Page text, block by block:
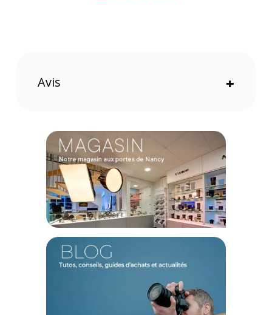
contrôle de la zone du cou pour l’élimination des
masquent, les lectures HSL, le support PSB, et des mises à
jour Live for Studio.
Cette version ajoute des profils d’objectif fabricant Canon
pour tous les appareils EOS avec monture RF, un tethering
Fujifilm amélioré avec l’outil Focus Cursor en vue réelle, le
contrôle de la mise au point de l’appareil photo, des réglages
de mode de conduite pour les modèles compatibles, et
respecte désormais les réglages de recadrage intégrés à
l’appareil pour plus de modèles.
Nous avons également ajouté la prise en charge du
jour zéro pour le FUJIFILM X-T30 III, le Leica M EV1 (câblage
filaire, Live View) et le Canon EOS C50 (câblage filaire et sans
OM5 II, du Leica D-Lux 8 100 YEARS OF LEICA Edition, et du
tethering des iPhone 16 et 17 via l’application mobile Capture
Avis +